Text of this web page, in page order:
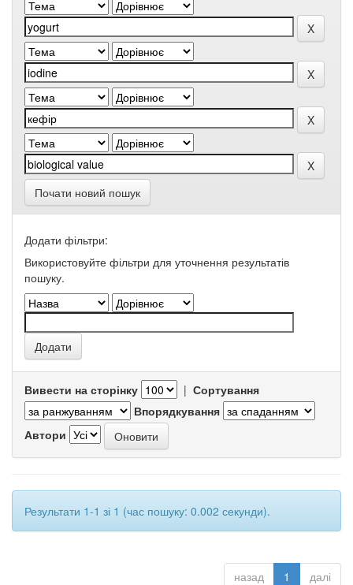
Почати новий пошук
Додати фільтри:
Використовуйте фільтри для уточнення результатів
пошуку.
Вивести на сторінку | Сортування
Впорядкування
Автори
Результати 1-1 зі 1 (час пошуку: 0.002 секунди).
назад 1 далі